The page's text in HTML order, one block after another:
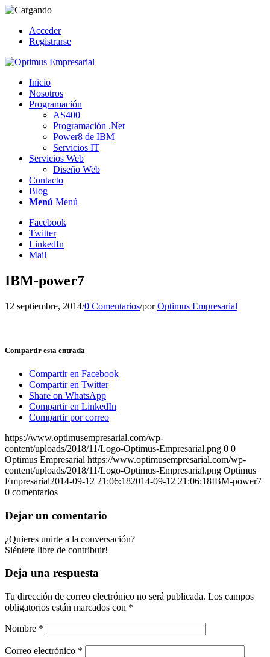
Acceder
Registrarse
Inicio
Nosotros
Programación
AS400
Programación .Net
Power8 de IBM
Servicios IT
Servicios Web
Diseño Web
Contacto
Blog
Menú Menú
Facebook
Twitter
LinkedIn
Mail
IBM-power7
12 septiembre, 2014/0 Comentarios/porOptimus Empresarial
Compartir esta entrada
Compartir en Facebook
Compartir en Twitter
Share on WhatsApp
Compartir en LinkedIn
Compartir por correo
https://www.optimusempresarial.com/wp-
content/uploads/2018/11/Logo-Optimus-Empresarial.png 0 0
Optimus Empresarial https://www.optimusempresarial.com/wp-
content/uploads/2018/11/Logo-Optimus-Empresarial.png Optimus
Empresarial2014-09-12 21:06:182014-09-12 21:06:18IBM-power7
0 comentarios
Dejar un comentario
¿Quieres unirte a la conversación?
Siéntete libre de contribuir!
Deja una respuesta
Tu dirección de correo electrónico no será publicada. Los campos
obligatorios están marcados con *
Nombre *
Correo electrónico *